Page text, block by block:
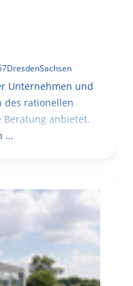
DresdenSachsen
Unternehmen und
des rationellen
Beratung anbietet.
…